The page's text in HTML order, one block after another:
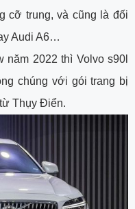
cỡ trung, và cũng là đối
Audi A6…
năm 2022 thì Volvo s90l
chúng với gói trang bị
Thụy Điển.